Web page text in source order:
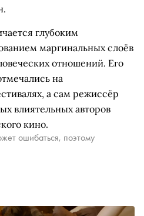
глубоким
маргинальных слоёв
отношений. Его
на
а сам режиссёр
влиятельных авторов
кино.
ошибаться, поэтому